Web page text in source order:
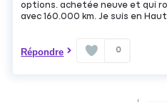
options. achetée neuve et qui
avec 160.000 km. Je suis en
Répondre 0